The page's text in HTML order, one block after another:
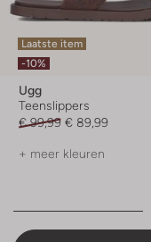
Laatste item
-10%
Ugg
Teenslippers
€ 99,99 € 89,99
+ meer kleuren